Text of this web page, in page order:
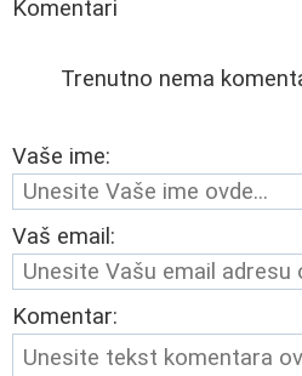
Komentari
Trenutno nema
Vaše ime:
Vaš email:
Komentar: